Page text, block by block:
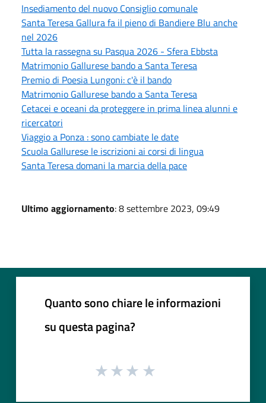
Insediamento del nuovo Consiglio comunale
Santa Teresa Gallura fa il pieno di Bandiere Blu anche
nel 2026
Tutta la rassegna su Pasqua 2026 - Sfera Ebbsta
Matrimonio Gallurese bando a Santa Teresa
Premio di Poesia Lungoni: c'è il bando
Matrimonio Gallurese bando a Santa Teresa
Cetacei e oceani da proteggere in prima linea alunni e
ricercatori
Viaggio a Ponza : sono cambiate le date
Scuola Gallurese le iscrizioni ai corsi di lingua
Santa Teresa domani la marcia della pace
Ultimo aggiornamento: 8 settembre 2023, 09:49
Quanto sono chiare le informazioni
su questa pagina?